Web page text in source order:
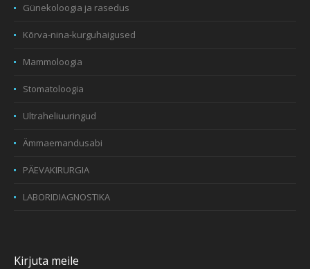
Günekoloogia ja rasedus
Kõrva-nina-kurguhaigused
Mammoloogia
Stomatoloogia
Ultraheliuuringud
Ämmaemandusabi
PÄEVAKIRURGIA
LABORIDIAGNOSTIKA
Kirjuta meile